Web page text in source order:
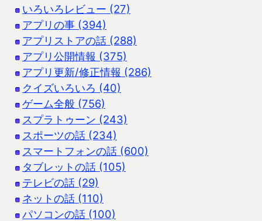
いろいろレビュー (27)
アプリの事 (394)
アプリストアの話 (288)
アプリ公開情報 (375)
アプリ更新/修正情報 (286)
クイズいろいろ (40)
ゲーム全般 (756)
スプラトゥーン (243)
スポーツの話 (234)
スマートフォンの話 (600)
タブレットの話 (105)
テレビの話 (29)
ネットの話 (110)
パソコンの話 (100)